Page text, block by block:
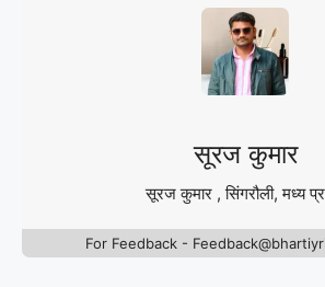
सूरज कुमार
सूरज कुमार , सिंगरौली, मध्य
For Feedback -